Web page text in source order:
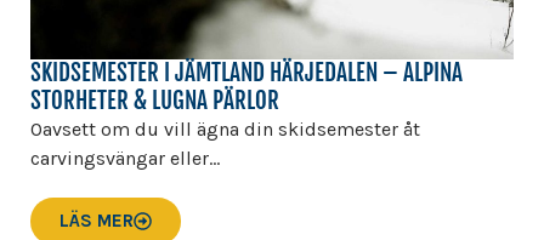
SKIDSEMESTER I JÄMTLAND HÄRJEDALEN – ALPINA
STORHETER & LUGNA PÄRLOR
Oavsett om du vill ägna din skidsemester åt
carvingsvängar eller...
LÄS MER